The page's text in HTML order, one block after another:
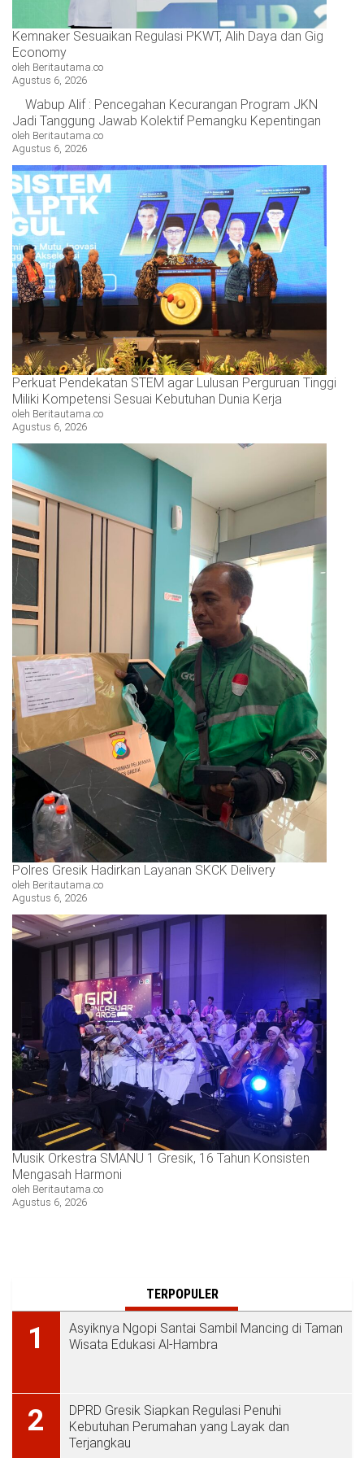
Kemnaker Sesuaikan Regulasi PKWT, Alih Daya dan Gig
Economy
oleh Beritautama.co
Agustus 6, 2026
Wabup Alif : Pencegahan Kecurangan Program JKN
Jadi Tanggung Jawab Kolektif Pemangku Kepentingan
oleh Beritautama.co
Agustus 6, 2026
Perkuat Pendekatan STEM agar Lulusan Perguruan Tinggi
Miliki Kompetensi Sesuai Kebutuhan Dunia Kerja
oleh Beritautama.co
Agustus 6, 2026
Polres Gresik Hadirkan Layanan SKCK Delivery
oleh Beritautama.co
Agustus 6, 2026
Musik Orkestra SMANU 1 Gresik, 16 Tahun Konsisten
Mengasah Harmoni
oleh Beritautama.co
Agustus 6, 2026
TERPOPULER
1
Asyiknya Ngopi Santai Sambil Mancing di Taman
Wisata Edukasi Al-Hambra
2
DPRD Gresik Siapkan Regulasi Penuhi
Kebutuhan Perumahan yang Layak dan
Terjangkau